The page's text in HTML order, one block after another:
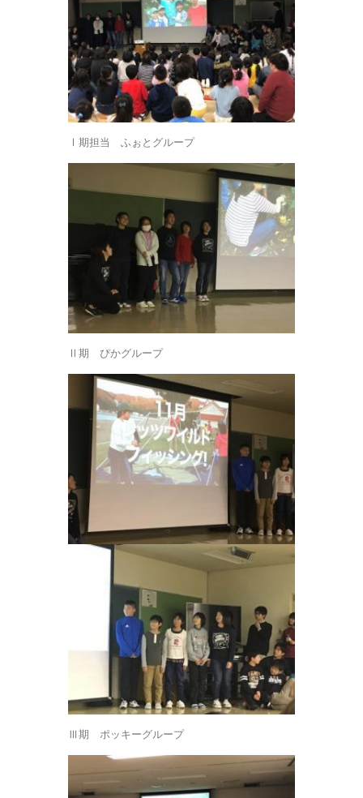
Ⅰ期担当 ふぉとグループ
Ⅱ期 ぴかグループ
Ⅲ期 ポッキーグループ